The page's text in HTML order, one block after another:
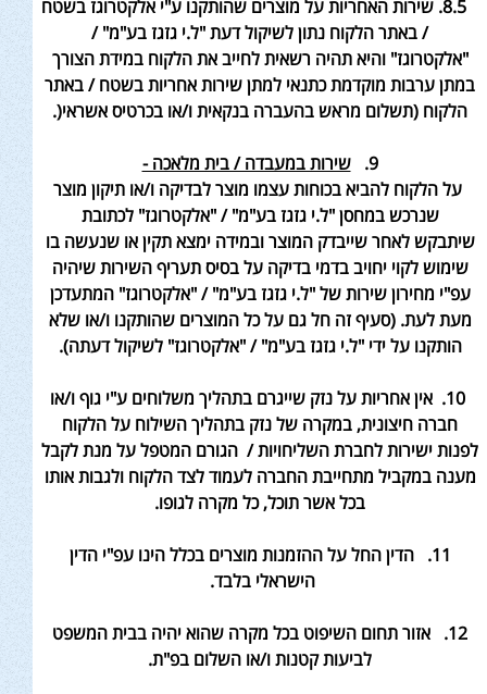
8.5. שירות האחריות על מוצרים שהותקנו ע"י אלקטרוגז בשטח
/ באתר הלקוח נתון לשיקול דעת "ל.י גזגז בע"מ" /
"אלקטרוגז" והיא תהיה רשאית לחייב את הלקוח במידת הצורך
במתן ערבות מוקדמתכתנאי למתן שירות אחריות בשטח / באתר
הלקוח (תשלום מראשבהעברה בנקאית ו/או בכרטיס אשראי(.
9.
שירות במעבדה / בית מלאכה -
על הלקוח להביא בכוחות עצמו מוצר לבדיקה ו/או תיקון מוצר
שנרכש במחסן "ל.י גזגז בע"מ" / "אלקטרוגז" לכתובת
שיתבקשלאחר שייבדק המוצר ובמידה ימצא תקין או שנעשה בו
שימוש לקוי יחויב בדמי בדיקה על בסיס תעריף השירות שיהיה
עפ"י מחירון שירות של "ל.י גזגז בע"מ" / "אלקטרוגז" המתעדכן
מעת לעת. (סעיף זה חל גם על כל המוצרים שהותקנו ו/או שלא
הותקנו על ידי "ל.י גזגז בע"מ" / "אלקטרוגז" לשיקול דעתה).
אין אחריות על נזק שייגרם בתהליך משלוחים ע"י גוף ו/או
חברה חיצונית, במקרה של נזק בתהליך השילוח על הלקוח
לפנות ישירות לחברת השליחויות/ הגורם המטפל על מנת לקבל
מענה במקביל מתחייבת החברה לעמוד לצד הלקוח ולגבות אותו
בכל אשר תוכל, כל מקרה לגופו.
11. הדין החל על ההזמנות מוצרים בכלל הינו עפ"י הדין
הישראלי בלבד.
12. אזור תחום השיפוט בכל מקרה שהוא יהיה בבית המשפט
לביעות קטנות ו/או השלום בפ"ת.